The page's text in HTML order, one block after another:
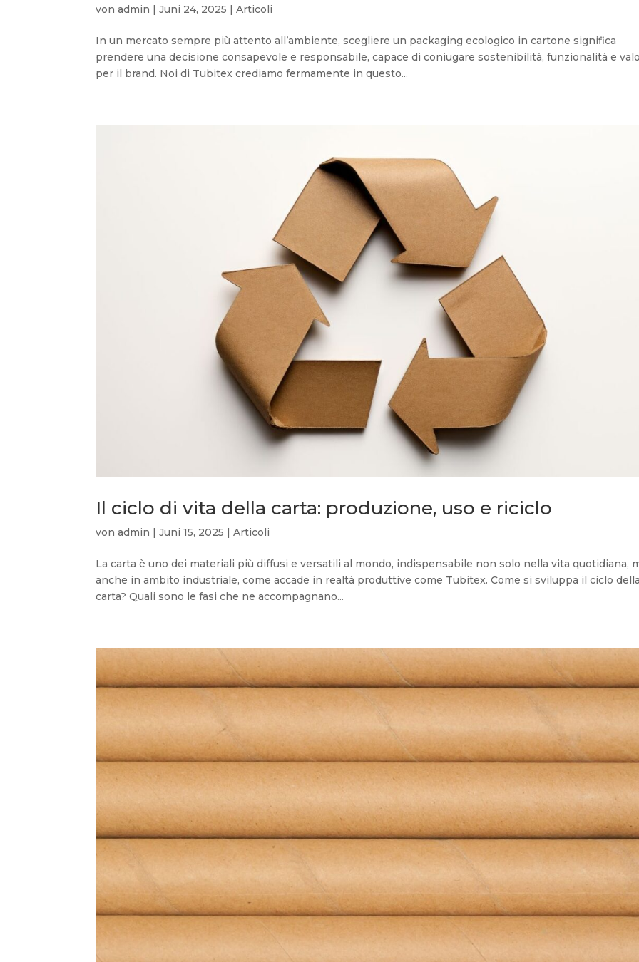
vonadmin |Juni 24, 2025 |Articoli
In un mercato sempre più attento all’ambiente, scegliere un packaging ecologico in cartone significa
prendere una decisione consapevole e responsabile, capace di coniugare sostenibilità, funzionalità e
per il brand. Noi di Tubitex crediamo fermamente in questo...
Il ciclo di vita della carta: produzione, uso e riciclo
vonadmin |Juni 15, 2025 |Articoli
La carta è uno dei materiali più diffusi e versatili al mondo, indispensabile non solo nella vita quotidiana,
anche in ambito industriale, come accade in realtà produttive come Tubitex. Come si sviluppa il ciclo
carta? Quali sono le fasi che ne accompagnano...